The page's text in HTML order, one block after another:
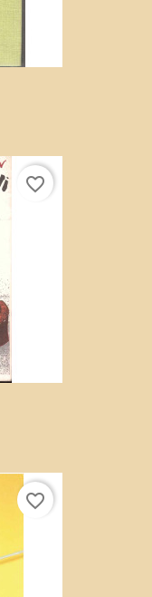
favorite_border
favorite_border